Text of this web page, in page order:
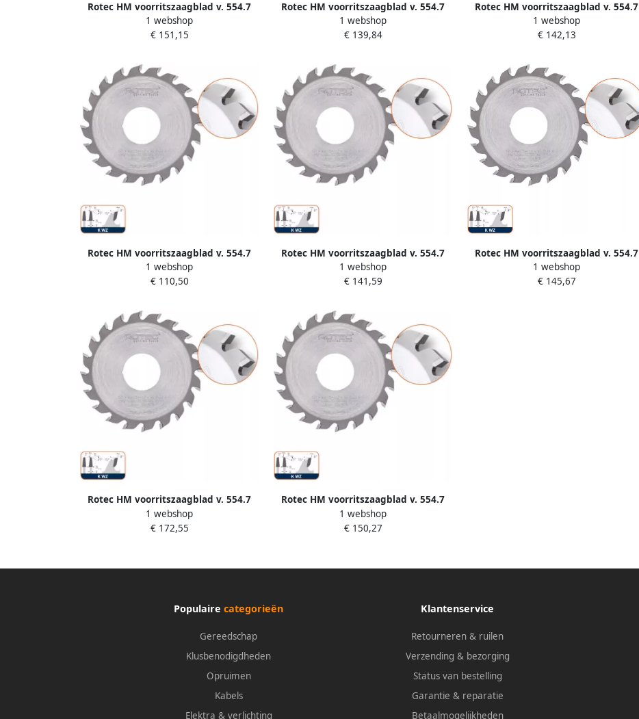
Rotec HM voorritszaagblad v. 554.7
ø180x4 4 5 4x50mm Z=42 K WZ
5548050
1 webshop
€ 151,15
Rotec HM voorritszaagblad v. 554.7
ø180x4 4 5 4x30mm Z=36 K WZ
5548035
1 webshop
€ 139,84
Rotec HM voorritszaagblad v. 554.7
ø200x4 4 5 4x30mm Z=36 K WZ
5548060
1 webshop
€ 142,13
Rotec HM voorritszaagblad v. 554.7
ø125x4 4 5 4x30mm Z=20 K WZ
5548005
1 webshop
€ 110,50
Rotec HM voorritszaagblad v. 554.7
ø160x4 4 5 4x55mm Z=36 K WZ
5548030
1 webshop
€ 141,59
Rotec HM voorritszaagblad v. 554.7
ø200x4 4 5 6x65mm Z=36 K WZ
5548075
1 webshop
€ 145,67
Rotec HM voorritszaagblad v. 554.7
ø215x4 4 5 4x50mm Z=42 K WZ
5548090
1 webshop
€ 172,55
Rotec HM voorritszaagblad v. 554.7
ø200x4 8 5 8x45mm Z=36 K WZ
5548070
1 webshop
€ 150,27
Populaire categorieën
Gereedschap
Klusbenodigdheden
Opruimen
Kabels
Elektra & verlichting
Klantenservice
Retourneren & ruilen
Verzending & bezorging
Status van bestelling
Garantie & reparatie
Betaalmogelijkheden